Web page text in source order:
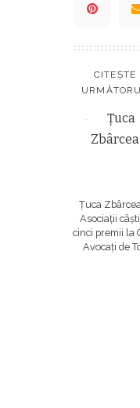
CITEȘTE
Țuca
Asociații
cinci premii la
Avocați de